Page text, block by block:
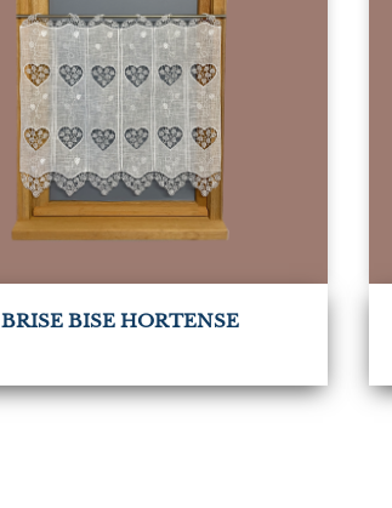
BRISE BISE HORTENSE